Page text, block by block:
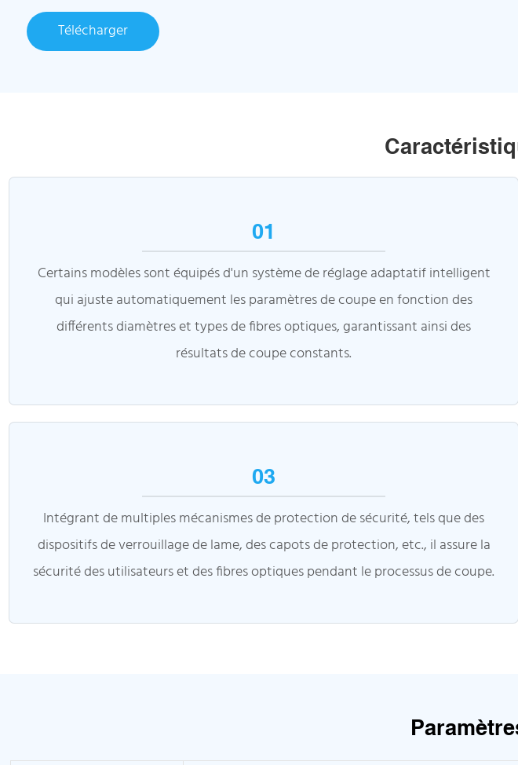
Télécharger
01
Certains modèles sont équipés d'un système de réglage adaptatif intelligent
qui ajuste automatiquement les paramètres de coupe en fonction des
différents diamètres et types de fibres optiques, garantissant ainsi des
résultats de coupe constants.
03
Intégrant de multiples mécanismes de protection de sécurité, tels que des
dispositifs de verrouillage de lame, des capots de protection, etc., il assure la
sécurité des utilisateurs et des fibres optiques pendant le processus de coupe.